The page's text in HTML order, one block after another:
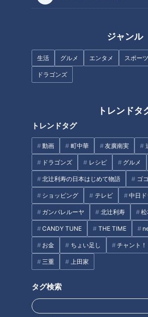
ジャンル
生活 グルメ エンタメ スポーツ
ドラゴンズ
トレンドタ
トレンドタグ
動画 町中華 友廣南実
ドラゴンズ レシピ グルメ
北辻利寿の日本はじめて物語 ゴ
ショッピング テレビ 中日
ガンバレルーヤ 北辻利寿
CANDY TUNE THE TIME
お金 ちょい足し チャント！
三重 上田家
タグ検索
【第8子妊娠～出産総集編】10
人大家族の第8子誕生を振り返
『教師失
食とエンタメの新施設
「COLORS.366」が名古屋にオ
ープン！ここでしか味わえない
限定グルメも！集結する名店の
新業態とは
がんばれ
哭から歩
グルメ おでかけ うなずキング
花咲かタイムズ
オススメ関連コンテンツ